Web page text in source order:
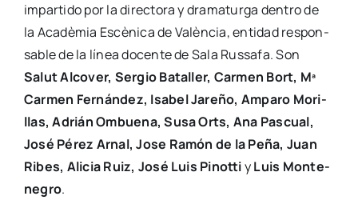
impar­ti­do por la direc­to­ra y dra­ma­tur­ga den­tro de
la Aca­dè­mia Escè­ni­ca de Valèn­cia, enti­dad res­pon­
sa­ble de la línea docen­te de Sala Rus­sa­fa. Son
Salut Alco­ver, Ser­gio Bata­ller, Car­men Bort, Mª
Car­men Fer­nán­dez, Isa­bel Jare­ño, Ampa­ro Mori­
llas, Adrián Ombue­na, Susa Orts, Ana Pas­cual,
José Pérez Arnal, Jose Ramón de la Peña, Juan
Ribes, Ali­cia Ruiz, José Luis Pinot­tiyLuis Mon­te­
ne­gro.